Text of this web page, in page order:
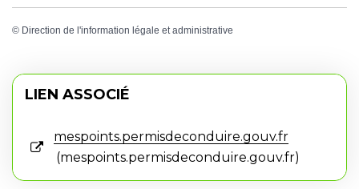
© Direction de l'information légale et administrative
LIEN ASSOCIÉ
mespoints.permisdeconduire.gouv.fr
mespoints.permisdeconduire.gouv.fr